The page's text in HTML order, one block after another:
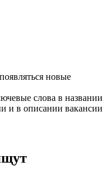
новые
слова в названии
и в описании вакансии